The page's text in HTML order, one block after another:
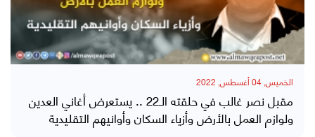
الخميس, 04 أغسطس, 2022
مقبل نصر غالب في حلقته الـ22 .. يستعرض أغاني العدين
ولوازم العمل بالأرض وأزياء السكان وأوانيهم التقليدية